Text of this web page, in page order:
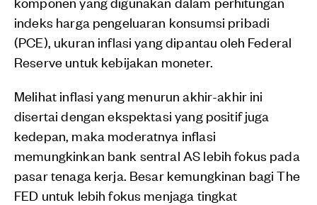
indeks harga pengeluaran konsumsi pribadi
(PCE), ukuran inflasi yang dipantau oleh Federal
Reserve untuk kebijakan moneter.
Melihat inflasi yang menurun akhir-akhir ini
disertai dengan ekspektasi yang positif juga
kedepan, maka moderatnya inflasi
memungkinkan bank sentral AS lebih fokus pada
pasar tenaga kerja. Besar kemungkinan bagi The
FED untuk lebih fokus menjaga tingkat